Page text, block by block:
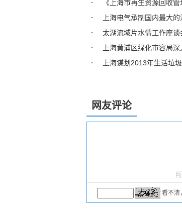
《上海市再生资源回收
上海电气承制国内最大
太湖流域片水情工作座谈
上海黄浦区绿化市容局
上海谋划2013年生活垃
网友评论
看不清